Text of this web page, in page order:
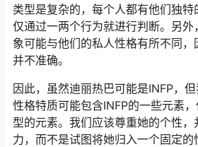
类型是复杂的，每个人都有他们独
仅通过一两个行为就进行判断。另
象可能与他们的私人性格有所不同
并不准确。
因此，虽然迪丽热巴可能是INFP，
性格特质可能包含INFP的一些元素
型的元素。我们应该尊重她的个性
力，而不是试图将她归入一个固定的